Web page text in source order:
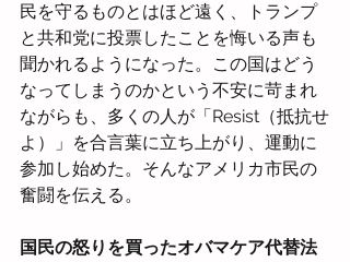
民を守るものとはほど遠く、トランプ
と共和党に投票したことを悔いる声も
聞かれるようになった。この国はどう
なってしまうのかという不安に苛まれ
ながらも、多くの人が「Resist（抵抗せ
よ）」を合言葉に立ち上がり、運動に
参加し始めた。そんなアメリカ市民の
奮闘を伝える。
国民の怒りを買ったオバマケア代替法